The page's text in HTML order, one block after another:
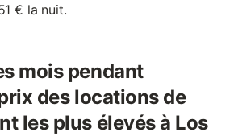
€ la nuit.
mois pendant
des locations de
les plus élevés à Los